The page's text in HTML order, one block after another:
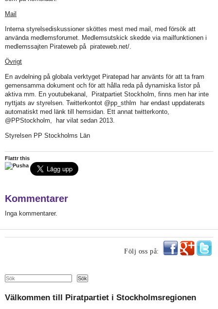
Mail
Interna styrelsediskussioner sköttes mest med mail, med försök att
använda medlemsforumet. Medlemsutskick skedde via mailfunktionen i
medlemssajten Pirateweb på pirateweb.net/.
Övrigt
En avdelning på globala verktyget Piratepad har använts för att ta fram
gemensamma dokument och för att hålla reda på dynamiska listor på
aktiva mm. En youtubekanal, Piratpartiet Stockholm, finns men har inte
nyttjats av styrelsen. Twitterkontot @pp_sthlm har endast uppdaterats
automatiskt med länk till hemsidan. Ett annat twitterkonto,
@PPStockholm, har vilat sedan 2013.
Styrelsen PP Stockholms Län
Flattr this
Kommentarer
Inga kommentarer.
Följ oss på:
Search Sök
Välkommen till Piratpartiet i Stockholmsregionen